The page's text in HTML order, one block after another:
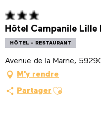
Hôtel Campanile Lille
HÔTEL - RESTAURANT
Avenue de la Marne,
M'y rendre
Partager Ajouter aux